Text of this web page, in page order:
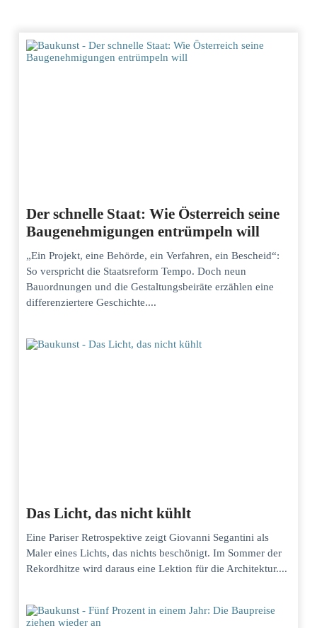
Der schnelle Staat: Wie Österreich seine
Baugenehmigungen entrümpeln will
„Ein Projekt, eine Behörde, ein Verfahren, ein Bescheid“:
So verspricht die Staatsreform Tempo. Doch neun
Bauordnungen und die Gestaltungsbeiräte erzählen eine
differenziertere Geschichte....
Das Licht, das nicht kühlt
Eine Pariser Retrospektive zeigt Giovanni Segantini als
Maler eines Lichts, das nichts beschönigt. Im Sommer der
Rekordhitze wird daraus eine Lektion für die Architektur....